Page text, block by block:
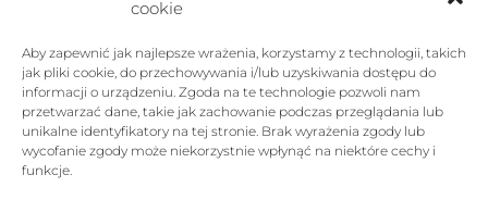
cookie
Aby zapewnić jak najlepsze wrażenia, korzystamy z technologii, takich
jak pliki cookie, do przechowywania i/lub uzyskiwania dostępu do
informacji o urządzeniu. Zgoda na te technologie pozwoli nam
przetwarzać dane, takie jak zachowanie podczas przeglądania lub
unikalne identyfikatory na tej stronie. Brak wyrażenia zgody lub
wycofanie zgody może niekorzystnie wpłynąć na niektóre cechy i
funkcje.
POMOC
SKLEP
FOLLOW US